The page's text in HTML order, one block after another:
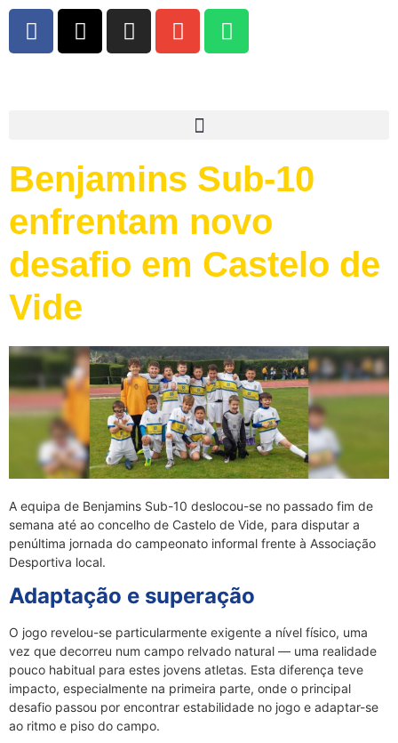
Benjamins Sub-10
enfrentam novo
desafio em Castelo de
Vide
A equipa de Benjamins Sub-10 deslocou-se no passado fim de
semana até ao concelho de Castelo de Vide, para disputar a
penúltima jornada do campeonato informal frente à Associação
Desportiva local.
Adaptação e superação
O jogo revelou-se particularmente exigente a nível físico, uma
vez que decorreu num campo relvado natural — uma realidade
pouco habitual para estes jovens atletas. Esta diferença teve
impacto, especialmente na primeira parte, onde o principal
desafio passou por encontrar estabilidade no jogo e adaptar-se
ao ritmo e piso do campo.